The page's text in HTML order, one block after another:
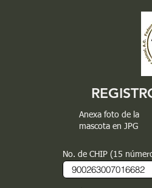
Anexa foto de la
mascota en JPG
No. de CHIP (15